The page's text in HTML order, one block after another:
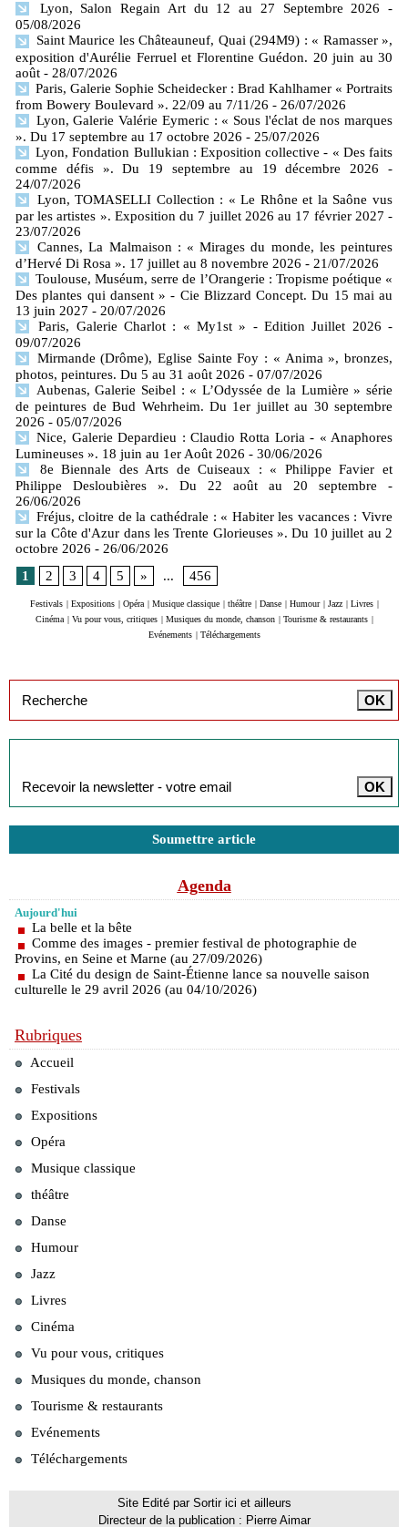
Lyon, Salon Regain Art du 12 au 27 Septembre 2026
-
05/08/2026
Saint Maurice les Châteauneuf, Quai (294M9) : « Ramasser »,
exposition d'Aurélie Ferruel et Florentine Guédon. 20 juin au 30
août - 28/07/2026
Paris, Galerie Sophie Scheidecker : Brad Kahlhamer « Portraits
from Bowery Boulevard ». 22/09 au 7/11/26 - 26/07/2026
Lyon, Galerie Valérie Eymeric : « Sous l'éclat de nos marques
». Du 17 septembre au 17 octobre 2026 - 25/07/2026
Lyon, Fondation Bullukian : Exposition collective - « Des faits
comme défis ». Du 19 septembre au 19 décembre 2026
-
24/07/2026
Lyon, TOMASELLI Collection : « Le Rhône et la Saône vus
par les artistes ». Exposition du 7 juillet 2026 au 17 février 2027 -
23/07/2026
Cannes, La Malmaison : « Mirages du monde, les peintures
d’Hervé Di Rosa ». 17 juillet au 8 novembre 2026 - 21/07/2026
Toulouse, Muséum, serre de l’Orangerie : Tropisme poétique «
Des plantes qui dansent » - Cie Blizzard Concept. Du 15 mai au
13 juin 2027 - 20/07/2026
Paris, Galerie Charlot : « My1st » - Edition Juillet 2026 -
09/07/2026
Mirmande (Drôme), Eglise Sainte Foy : « Anima », bronzes,
photos, peintures. Du 5 au 31 août 2026 - 07/07/2026
Aubenas, Galerie Seibel : « L’Odyssée de la Lumière » série
de peintures de Bud Wehrheim. Du 1er juillet au 30 septembre
2026 - 05/07/2026
Nice, Galerie Depardieu : Claudio Rotta Loria - « Anaphores
Lumineuses ». 18 juin au 1er Août 2026 - 30/06/2026
8e Biennale des Arts de Cuiseaux : « Philippe Favier et
Philippe Desloubières ». Du 22 août au 20 septembre
-
26/06/2026
Fréjus, cloitre de la cathédrale : « Habiter les vacances : Vivre
sur la Côte d'Azur dans les Trente Glorieuses ». Du 10 juillet au 2
octobre 2026 - 26/06/2026
1
2 3 4 5 » ... 456
Festivals | Expositions | Opéra | Musique classique | théâtre | Danse | Humour | Jazz | Livres |
Cinéma | Vu pour vous, critiques | Musiques du monde, chanson | Tourisme & restaurants |
Evénements | Téléchargements
Soumettre article
Agenda
Aujourd'hui
La belle et la bête
Comme des images - premier festival de photographie de
Provins, en Seine et Marne (au 27/09/2026)
La Cité du design de Saint-Étienne lance sa nouvelle saison
culturelle le 29 avril 2026 (au 04/10/2026)
Rubriques
Accueil
Festivals
Expositions
Opéra
Musique classique
théâtre
Danse
Humour
Jazz
Livres
Cinéma
Vu pour vous, critiques
Musiques du monde, chanson
Tourisme & restaurants
Evénements
Téléchargements
Site Edité par Sortir ici et ailleurs
Directeur de la publication : Pierre Aimar